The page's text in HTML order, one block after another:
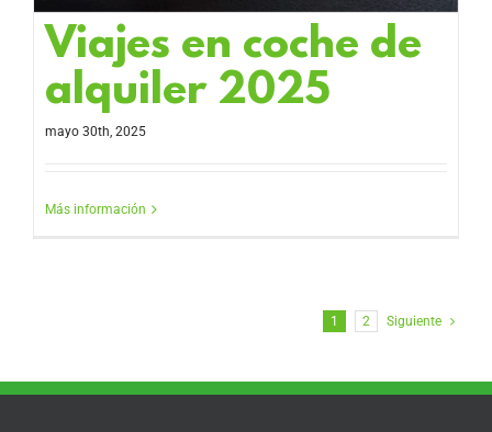
Viajes en coche de
alquiler 2025
mayo 30th, 2025
Más información
1 2 Siguiente